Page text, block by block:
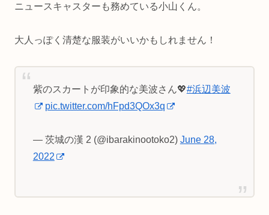
ニュースキャスターも務めている小山くん。
大人っぽく清楚な服装がいいかもしれません！
紫のスカートが印象的な美波さん💖#浜辺美波
pic.twitter.com/hFpd3QOx3q
— 茨城の漢 2 (@ibarakinootoko2) June 28,
2022